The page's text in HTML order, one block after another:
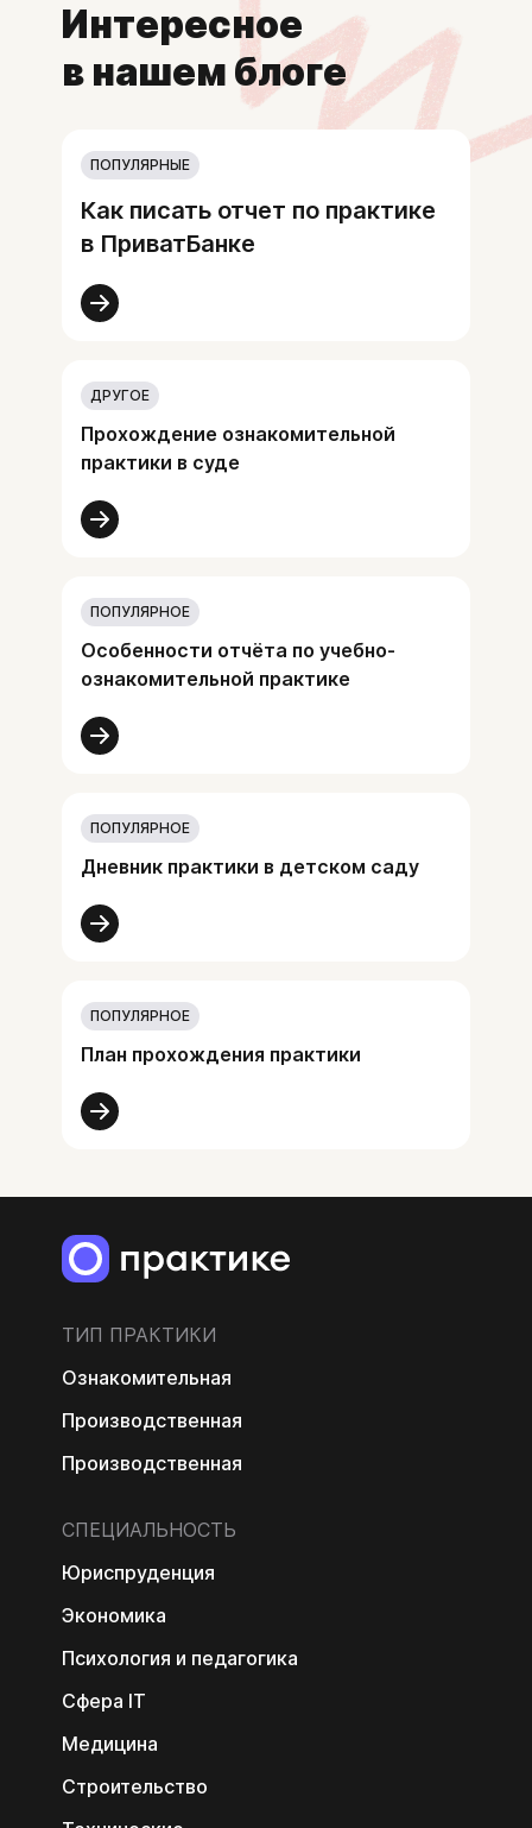
Интересное
в нашем блоге
ПОПУЛЯРНЫЕ
Как писать отчет по практике
в ПриватБанке
ДРУГОЕ
Прохождение ознакомительной
практики в суде
ПОПУЛЯРНОЕ
Особенности отчёта по учебно-
ознакомительной практике
ПОПУЛЯРНОЕ
Дневник практики в детском саду
ПОПУЛЯРНОЕ
План прохождения практики
ТИП ПРАКТИКИ
Ознакомительная
Производственная
Производственная
СПЕЦИАЛЬНОСТЬ
Юриспруденция
Экономика
Психология и педагогика
Сфера IT
Медицина
Строительство